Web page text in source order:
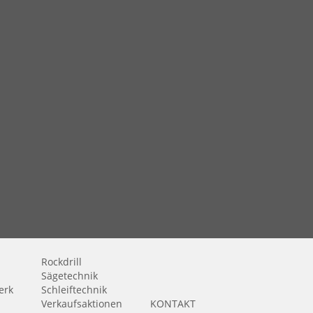
Rockdrill
Sägetechnik
Schleiftechnik
Verkaufsaktionen
KONTAKT